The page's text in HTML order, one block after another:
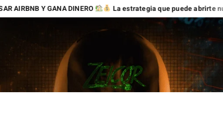
DINERO La estrategia que puede abrirte nuevas